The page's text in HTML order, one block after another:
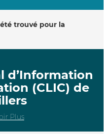
trouvé pour la
d’Information
(CLIC) de
Plus